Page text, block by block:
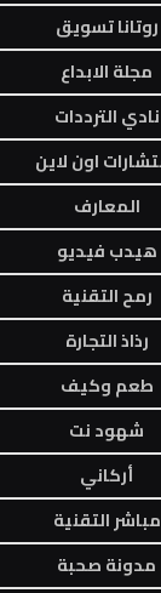
روتانا تسويق
مجلة الابداع
نادي الترددات
اون لاين
المعارف
هيدب فيديو
رمح التقنية
رذاذ التجارة
طعم وكيف
شهود نت
أركاني
مباشر التقنية
مدونة صحبة